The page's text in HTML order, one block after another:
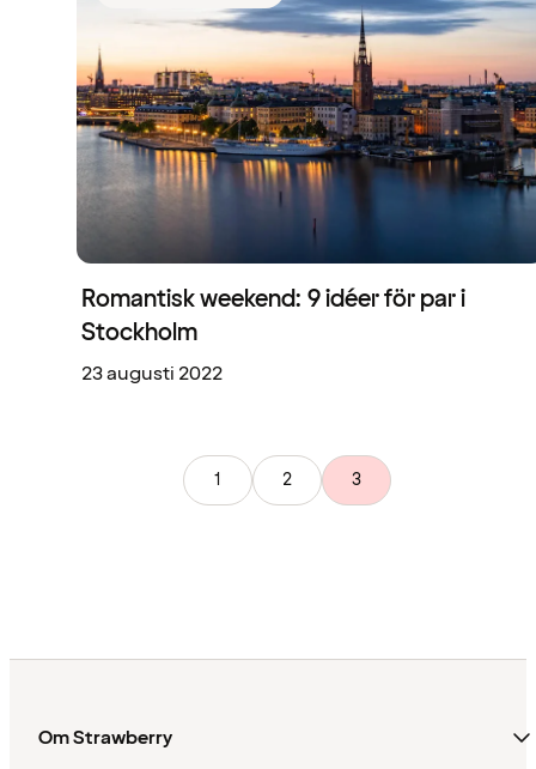
Romantisk weekend: 9 idéer för par i
Stockholm
23 augusti 2022
1 2 3
Om Strawberry